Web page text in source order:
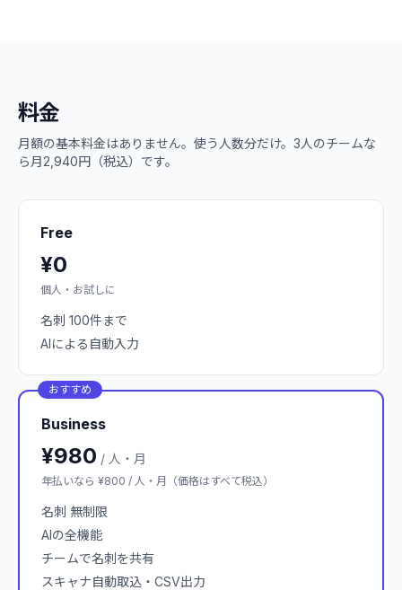
料金
月額の基本料金はありません。使う人数分だけ。3人のチームな
ら月2,940円（税込）です。
Free
¥0
個人・お試しに
名刺 100件まで
AIによる自動入力
おすすめ
Business
¥980 / 人・月
年払いなら ¥800 / 人・月（価格はすべて税込）
名刺 無制限
AIの全機能
チームで名刺を共有
スキャナ自動取込・CSV出力